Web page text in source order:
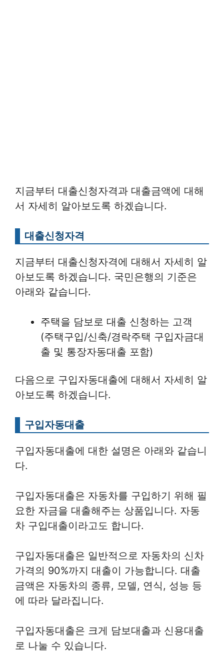
지금부터 대출신청자격과 대출금액에 대해
서 자세히 알아보도록 하겠습니다.
대출신청자격
지금부터 대출신청자격에 대해서 자세히 알
아보도록 하겠습니다. 국민은행의 기준은
아래와 같습니다.
주택을 담보로 대출 신청하는 고객
(주택구입/신축/경락주택 구입자금대
출 및 통장자동대출 포함)
다음으로 구입자동대출에 대해서 자세히 알
아보도록 하겠습니다.
구입자동대출
구입자동대출에 대한 설명은 아래와 같습니
다.
구입자동대출은 자동차를 구입하기 위해 필
요한 자금을 대출해주는 상품입니다. 자동
차 구입대출이라고도 합니다.
구입자동대출은 일반적으로 자동차의 신차
가격의 90%까지 대출이 가능합니다. 대출
금액은 자동차의 종류, 모델, 연식, 성능 등
에 따라 달라집니다.
구입자동대출은 크게 담보대출과 신용대출
로 나눌 수 있습니다.